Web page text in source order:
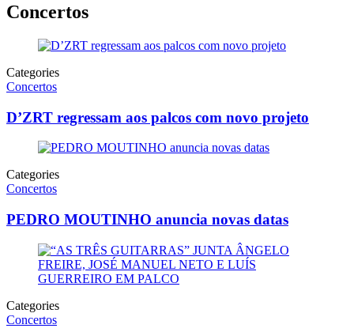
Concertos
Categories
Concertos
D’ZRT regressam aos palcos com novo projeto
Categories
Concertos
PEDRO MOUTINHO anuncia novas datas
Categories
Concertos